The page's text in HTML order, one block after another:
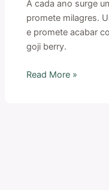
A cada ano surge
promete milagres.
e promete acabar
goji berry.
Read More »